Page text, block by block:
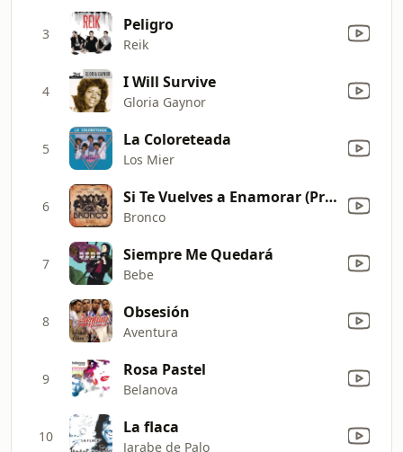
3 Peligro
Reik
4 I Will Survive
Gloria Gaynor
5 La Coloreteada
Los Mier
6 Si Te Vuelves a Enamorar (Primera Fila) [En Vivo]
Bronco
7 Siempre Me Quedará
Bebe
8 Obsesión
Aventura
9 Rosa Pastel
Belanova
10 La flaca
Jarabe de Palo